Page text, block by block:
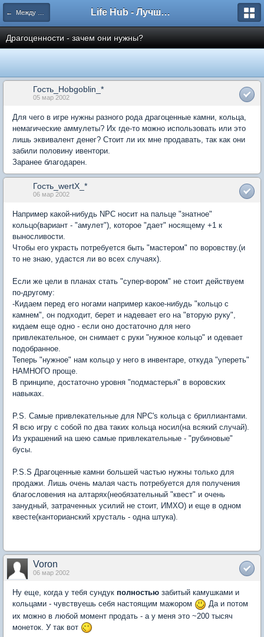
← Между Магией и Техникой Life Hub - Лучшие компьютерные игры мира
Драгоценности - зачем они нужны?
Гость_Hobgoblin_*
05 мар 2002
Для чего в игре нужны разного рода драгоценные камни, кольца,
немагические аммулеты? Их где-то можно использовать или это
лишь эквивалент денег? Стоит ли их мне продавать, так как они
забили половину ивентори.
Заранее благодарен.
Гость_wertX_*
06 мар 2002
Например какой-нибудь NPC носит на пальце "знатное"
кольцо(вариант - "амулет"), которое "дает" носящему +1 к
выносливости.
Чтобы его украсть потребуется быть "мастером" по воровству.(и
то не знаю, удастся ли во всех случаях).
Если же цели в планах стать "супер-вором" не стоит действуем
по-другому:
-Кидаем перед его ногами например какое-нибудь "кольцо с
камнем", он подходит, берет и надевает его на "вторую руку",
кидаем еще одно - если оно достаточно для него
привлекательное, он снимает с руки "нужное кольцо" и одевает
подобранное.
Теперь "нужное" нам кольцо у него в инвентаре, откуда "упереть"
НАМНОГО проще.
В принципе, достаточно уровня "подмастерья" в воровских
навыках.
P.S. Самые привлекательные для NPC's кольца с бриллиантами.
Я всю игру с собой по два таких кольца носил(на всякий случай).
Из украшений на шею самые привлекательные - "рубиновые"
бусы.
P.S.S Драгоценные камни большей частью нужны только для
продажи. Лишь очень малая часть потребуется для получения
благословения на алтарях(необязательный "квест" и очень
занудный, затраченных усилий не стоит, ИМХО) и еще в одном
квесте(канторианский хрусталь - одна штука).
Voron
06 мар 2002
Ну еще, когда у тебя сундук полностью забитый камушками и
кольцами - чувствуешь себя настоящим мажором
Да и потом
их можно в любой момент продать - а у меня это ~200 тысяч
монеток. У так вот